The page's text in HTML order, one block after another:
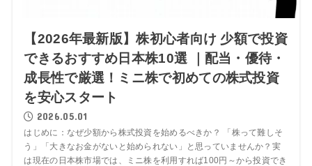
【2026年最新版】株初心者向け 少額で投資
できるおすすめ日本株10選 ｜配当・優待・
成長性で厳選！ミニ株で初めての株式投資
を安心スタート
2026.05.01
はじめに：なぜ少額から株式投資を始めるべきか？ 「株って難しそ
う」「大きなお金がないと始められない」と思っていませんか？実
は現在の日本株市場では、ミニ株を利用すれば100円～から投資でき